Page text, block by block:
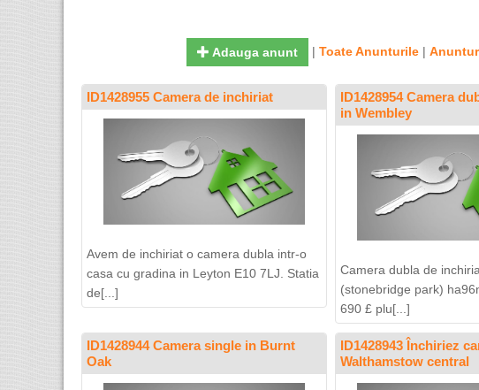
Adauga anunt | Toate Anunturile|
ID1428955 Camera de inchiriat
Avem de inchiriat o camera dubla intr-o
casa cu gradina in Leyton E10 7LJ. Statia
de[...]
ID1428954 Camera
in Wembley
Camera dubla de
(stonebridge park)
690 £ plu[...]
ID1428944 Camera single in Burnt
Oak
ID1428943 Închiriez
Walthamstow central